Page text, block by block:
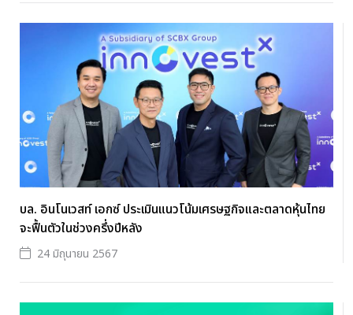
บล. อินโนเวสท์ เอกซ์ ประเมินแนวโน้มเศรษฐกิจและตลาดหุ้นไทย
จะฟื้นตัวในช่วงครึ่งปีหลัง
24 มิถุนายน 2567